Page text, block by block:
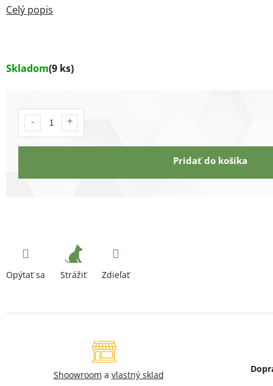
Skladom(9 ks)
Pridať do košíka
Opýtať sa Strážiť Zdieľať
Shoowroom a vlastný sklad